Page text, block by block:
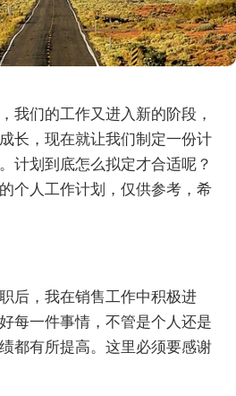
我们的工作又进入新的阶段，
长，现在就让我们制定一份计
计划到底怎么拟定才合适呢？
个人工作计划，仅供参考，希
后，我在销售工作中积极进
每一件事情，不管是个人还是
都有所提高。这里必须要感谢